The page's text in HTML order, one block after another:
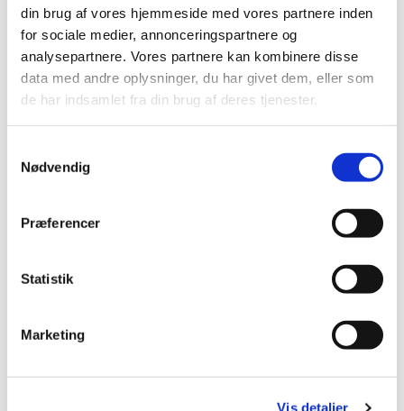
din brug af vores hjemmeside med vores partnere inden
for sociale medier, annonceringspartnere og
analysepartnere. Vores partnere kan kombinere disse
data med andre oplysninger, du har givet dem, eller som
de har indsamlet fra din brug af deres tjenester.
Nødvendig
Præferencer
Statistik
Marketing
Vis detaljer